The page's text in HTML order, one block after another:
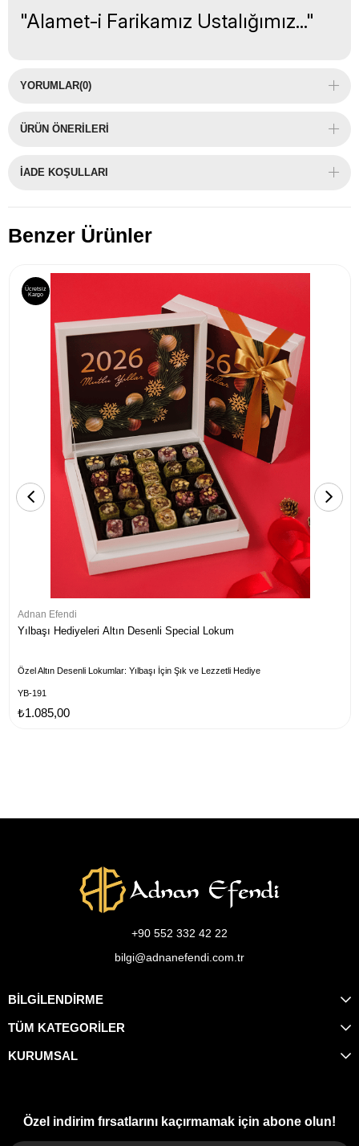
"Alamet-i Farikamız Ustalığımız..."
YORUMLAR(0)
ÜRÜN ÖNERILERI
İADE KOŞULLARI
Benzer Ürünler
Adnan Efendi
Yılbaşı Hediyeleri Altın Desenli Special Lokum
Özel Altın Desenli Lokumlar: Yılbaşı İçin Şık ve Lezzetli Hediye
YB-191
₺1.085,00
Ücretsiz
Kargo
+90 552 332 42 22
bilgi@adnanefendi.com.tr
BİLGİLENDİRME
TÜM KATEGORİLER
KURUMSAL
Özel indirim fırsatlarını kaçırmamak için abone olun!